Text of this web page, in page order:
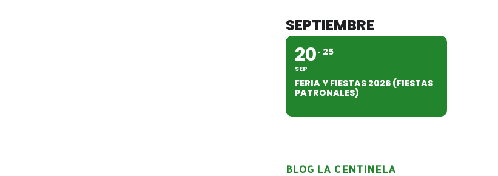
SEPTIEMBRE
20
SEP
25
FERIA Y FIESTAS 2026 (FIESTAS
PATRONALES)
BLOG LA CENTINELA